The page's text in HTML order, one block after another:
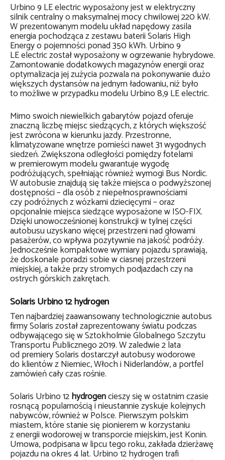
Urbino 9 LE electric wyposażony jest w elektryczny
silnik centralny o maksymalnej mocy chwilowej 220 kW.
W prezentowanym modelu układ napędowy zasila
energia pochodząca z zestawu baterii Solaris High
Energy o pojemności ponad 350 kWh. Urbino 9
LE electric został wyposażony w ogrzewanie hybrydowe.
Zamontowanie dodatkowych magazynów energii oraz
optymalizacja jej zużycia pozwala na pokonywanie dużo
większych dystansów na jednym ładowaniu, niż było
to możliwe w przypadku modelu Urbino 8,9 LE electric.
Mimo swoich niewielkich gabarytów pojazd oferuje
znaczną liczbę miejsc siedzących, z których większość
jest zwrócona w kierunku jazdy. Przestronne,
klimatyzowane wnętrze pomieści nawet 31 wygodnych
siedzeń. Zwiększona odległości pomiędzy fotelami
w premierowym modelu gwarantuje wygodę
podróżujących, spełniając również wymogi Bus Nordic.
W autobusie znajdują się także miejsca o podwyższonej
dostępności – dla osób z niepełnosprawnościami
czy podróżnych z wózkami dziecięcymi – oraz
opcjonalnie miejsca siedzące wyposażone w ISO-FIX.
Dzięki unowocześnionej konstrukcji w tylnej części
autobusu uzyskano więcej przestrzeni nad głowami
pasażerów, co wpływa pozytywnie na jakość podróży.
Jednocześnie kompaktowe wymiary pojazdu sprawiają,
że doskonale poradzi sobie w ciasnej przestrzeni
miejskiej, a także przy stromych podjazdach czy na
ostrych górskich zakrętach.
Solaris Urbino 12 hydrogen
Ten najbardziej zaawansowany technologicznie autobus
firmy Solaris został zaprezentowany światu podczas
odbywającego się w Sztokholmie Globalnego Szczytu
Transportu Publicznego 2019. W zaledwie 2 lata
od premiery Solaris dostarczył autobusy wodorowe
do klientów z Niemiec, Włoch i Niderlandów, a portfel
zamówień cały czas rośnie.
Solaris Urbino 12hydrogencieszy się w ostatnim czasie
rosnącą popularnością i nieustannie zyskuje kolejnych
nabywców, również w Polsce. Pierwszym polskim
miastem, które stanie się pionierem w korzystaniu
z energii wodorowej w transporcie miejskim, jest Konin.
Umowa, podpisana w lipcu tego roku, zakłada dzierżawę
pojazdu na okres 4 lat. Urbino 12 hydrogen trafi